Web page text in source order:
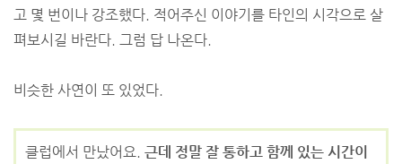
고 몇 번이나 강조했다. 적어주신 이야기를 타인의 시각으로 살
펴보시길 바란다. 그럼 답 나온다.
비슷한 사연이 또 있었다.
클럽에서 만났어요. 근데 정말 잘 통하고 함께 있는 시간이